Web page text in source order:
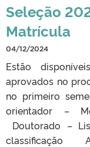
Seleção
Matrícula
04/12/2024
Estão
aprovados no
no primeiro
orientador –
Doutorado –
classificação